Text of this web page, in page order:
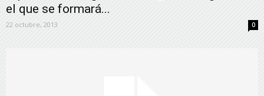
el que se formará...
22 octubre, 2013 0